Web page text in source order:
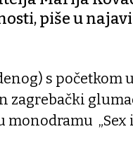
piše u
s početkom
zagrebački
„Sex